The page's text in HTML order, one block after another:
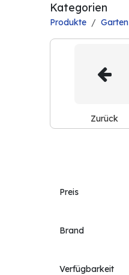
Kategorien
Produkte Garten
Zurück
Preis
Brand
Verfügbarkeit